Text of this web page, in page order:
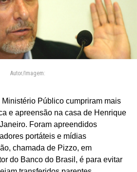
Autor/Imagem:
Público cumpriram mais
e apreensão na casa de Henrique
Foram apreendidos
portáteis e mídias
chamada de Pizzo, em
do Banco do Brasil, é para evitar